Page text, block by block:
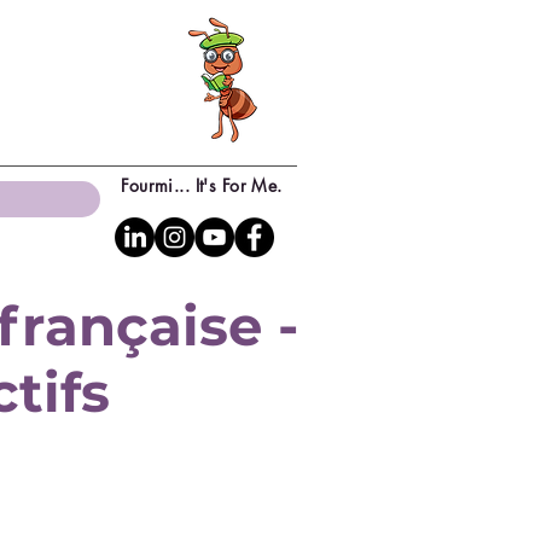
Fourmi... It's For Me.
-